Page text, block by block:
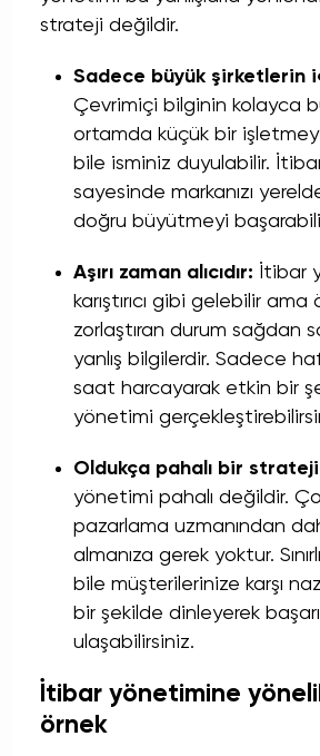
strateji değildir.
Sadece büyük şirketlerin
Çevrimiçi bilginin kolayca
ortamda küçük bir
bile isminiz duyulabilir.
sayesinde markanızı
doğru büyütmeyi
Aşırı zaman alıcıdır: İtibar
karıştırıcı gibi gelebilir
zorlaştıran durum sağdan
yanlış bilgilerdir. Sadece
saat harcayarak etkin bir
yönetimi
Oldukça pahalı bir
yönetimi pahalı değildir.
pazarlama uzmanından
almanıza gerek yoktur.
bile müşterilerinize karşı
bir şekilde dinleyerek
ulaşabilirsiniz.
İtibar yönetimine
örnek